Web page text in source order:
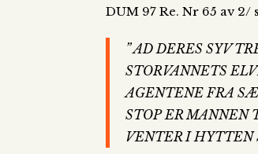
DUM 97 Re. Nr 65 av 2/
” AD DERES SYV
STORVANNETS
AGENTENE FRA
STOP ER MANNEN
VENTER I HYTTEN